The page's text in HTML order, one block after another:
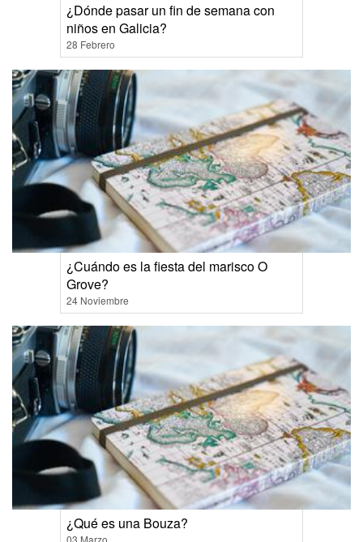
¿Dónde pasar un fin de semana con
niños en Galicia?
28 Febrero
¿Cuándo es la fiesta del marisco O
Grove?
24 Noviembre
¿Qué es una Bouza?
03 Marzo